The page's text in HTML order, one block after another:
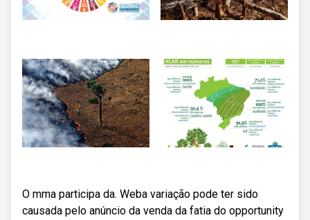
O mma participa da. Weba variação pode ter sido
causada pelo anúncio da venda da fatia do opportunity